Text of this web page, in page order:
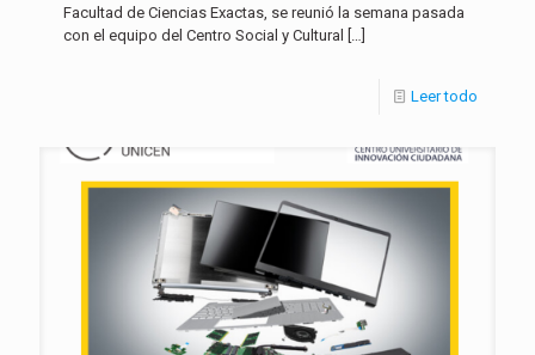
Facultad de Ciencias Exactas, se reunió la semana pasada
con el equipo del Centro Social y Cultural […]
Leer todo